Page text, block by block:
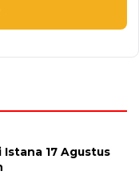
17 Agustus
Fantasi dengan